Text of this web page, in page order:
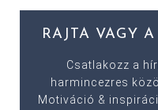
RAJTA VAGY
Csatlakozz a
harmincezres
Motiváció &